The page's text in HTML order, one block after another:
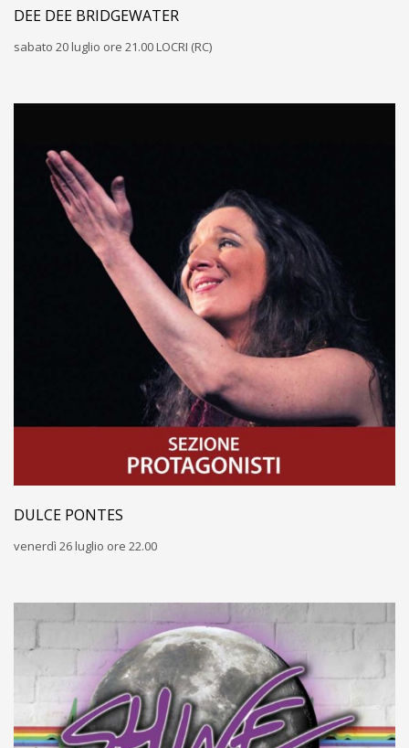
DEE DEE BRIDGEWATER
sabato 20 luglio ore 21.00 LOCRI (RC)
DULCE PONTES
venerdì 26 luglio ore 22.00